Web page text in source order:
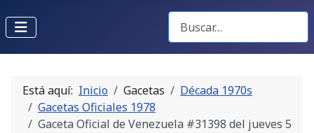
Buscar Gacetas
Está aquí: Inicio Gacetas
Década 1970s
Gacetas Oficiales 1978
Gaceta Oficial de Venezuela #31398 del jueves 5